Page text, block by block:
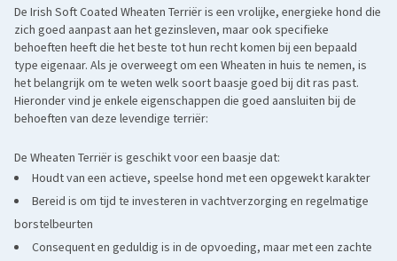
Wheaten, maar is rustiger en wordt gebruikt als truffelhond.
Bouvier des Flandres: vriendelijke en energiek, maar groter
van postuur en met een ruigere vacht en meer werkhondinstincten.
De Irish Soft Coated Wheaten Terriër is een vrolijke, energieke hond die
zich goed aanpast aan het gezinsleven, maar ook specifieke
behoeften heeft die het beste tot hun recht komen bij een bepaald
type eigenaar. Als je overweegt om een Wheaten in huis te nemen, is
het belangrijk om te weten welk soort baasje goed bij dit ras past.
Hieronder vind je enkele eigenschappen die goed aansluiten bij de
behoeften van deze levendige terriër:
De Wheaten Terriër is geschikt voor een baasje dat:
Houdt van een actieve, speelse hond met een opgewekt karakter
Bereid is om tijd te investeren in vachtverzorging en regelmatige
borstelbeurten
Consequent en geduldig is in de opvoeding, maar met een zachte